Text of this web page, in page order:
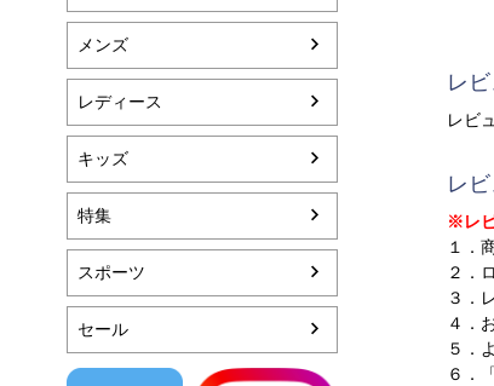
メンズ
レディース
キッズ
特集
スポーツ
セール
レ
レビ
レ
※レ
１．
２．
３．
４．
５．
６．